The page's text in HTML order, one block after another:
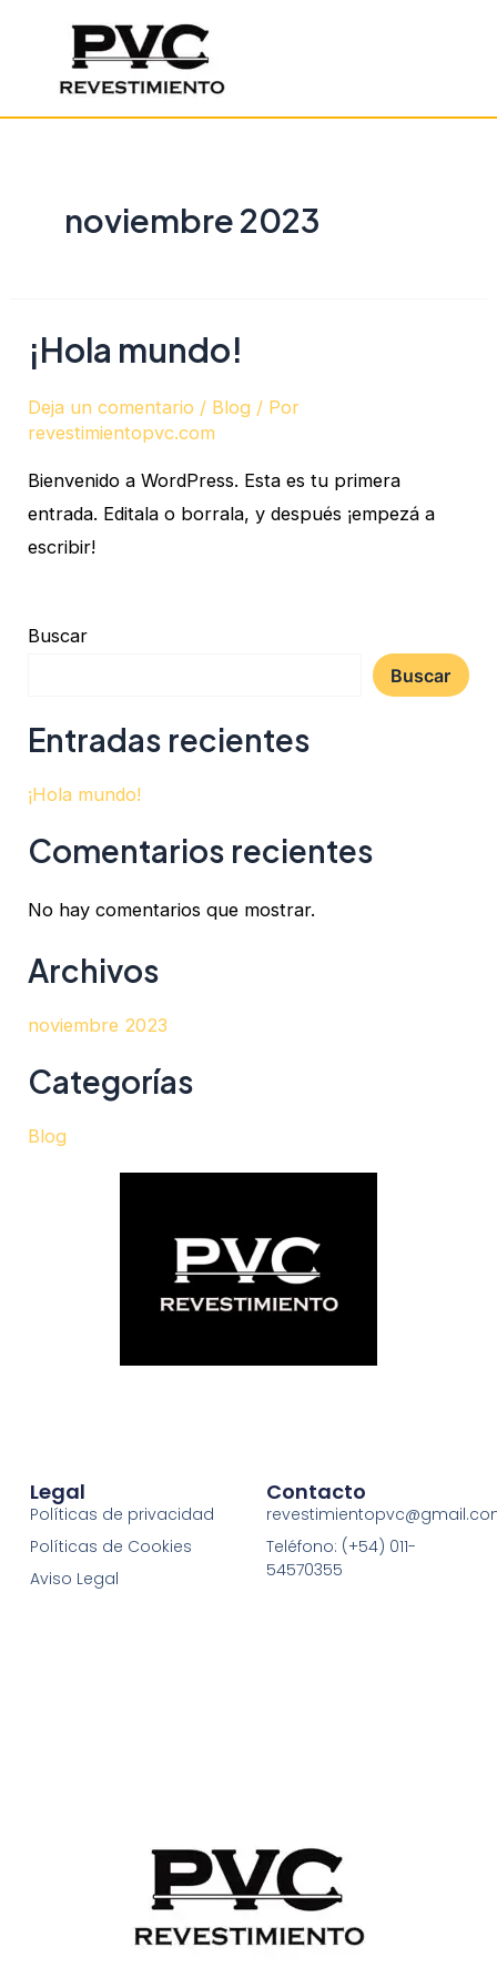
contenido
noviembre 2023
¡Hola mundo!
Deja un comentario / Blog / Por
revestimientopvc.com
Bienvenido a WordPress. Esta es tu primera
entrada. Editala o borrala, y después ¡empezá a
escribir!
Buscar
Buscar
Entradas recientes
¡Hola mundo!
Comentarios recientes
No hay comentarios que mostrar.
Archivos
noviembre 2023
Categorías
Blog
Legal
Políticas de privacidad
Políticas de Cookies
Aviso Legal
Contacto
Teléfono: (+54) 011-
54570355